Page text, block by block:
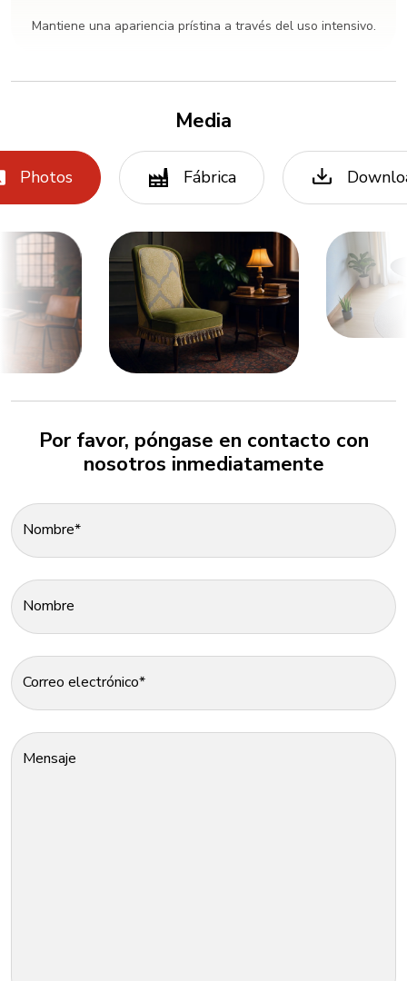
Mantiene una apariencia prístina a través del uso intensivo.
Media
Photos Fábrica
Por favor, póngase en contacto con
nosotros inmediatamente
Nombre*
Nombre
Correo electrónico*
Mensaje